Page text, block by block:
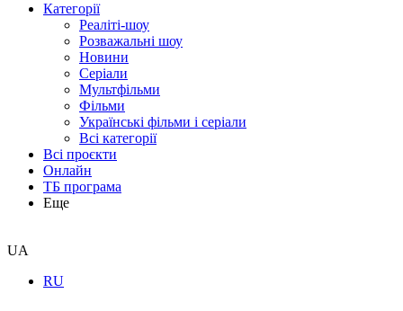
Категорії
Реаліті-шоу
Розважальні шоу
Новини
Серіали
Мультфільми
Фільми
Українські фільми і серіали
Всі категорії
Всі проєкти
Онлайн
ТБ програма
Еще
UA
RU